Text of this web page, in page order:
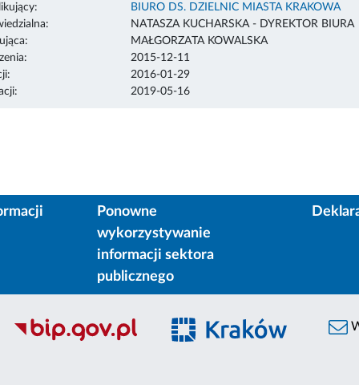
BIURO DS. DZIELNIC MIASTA KRAKOWA
NATASZA KUCHARSKA - DYREKTOR BIURA
MAŁGORZATA KOWALSKA
2015-12-11
2016-01-29
2019-05-16
Ponowne
wykorzystywanie
informacji sektora
publicznego